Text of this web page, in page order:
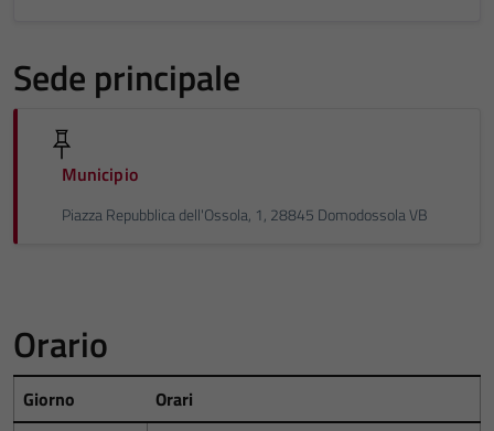
Sede principale
Municipio
Piazza Repubblica dell'Ossola, 1, 28845 Domodossola VB
Orario
Giorno
Orari